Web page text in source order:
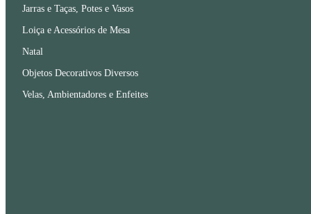
Jarras e Taças, Potes e Vasos
Loiça e Acessórios de Mesa
Natal
Objetos Decorativos Diversos
Velas, Ambientadores e Enfeites